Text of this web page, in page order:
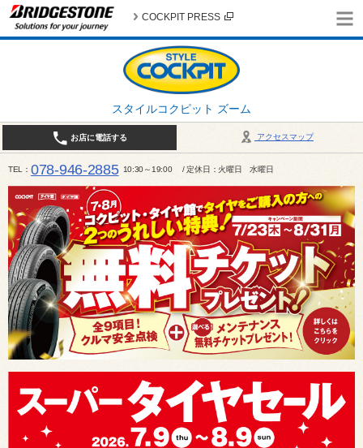
スタイルコクピット ズーム
COCKPIT PRESS
アクセスマップ
お店に電話する
TEL 078-946-2885 10:30～19:00 / 定休日：火曜日 水曜日